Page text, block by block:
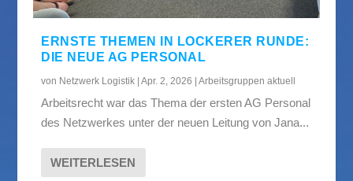
ERNSTE THEMEN IN LOCKERER RUNDE:
DIE NEUE AG PERSONAL
von Netzwerk Logistik |Apr. 2, 2026 |Arbeitsgruppen aktuell
Arbeitsrecht war das Thema der ersten AG Personal
des Netzwerkes unter der neuen Leitung von Jana...
WEITERLESEN